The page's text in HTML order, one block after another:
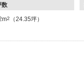
数
2
（24.35坪）